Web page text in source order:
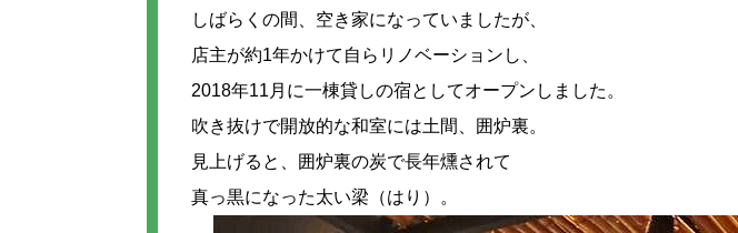
しばらくの間、空き家になっていましたが、
店主が約1年かけて自らリノベーションし、
2018年11月に一棟貸しの宿としてオープンしました。
吹き抜けで開放的な和室には土間、囲炉裏。
見上げると、囲炉裏の炭で長年燻されて
真っ黒になった太い梁（はり）。